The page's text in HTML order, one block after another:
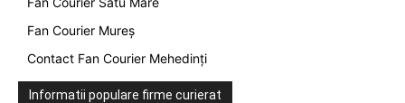
Fan Courier Mureș
Contact Fan Courier Mehedinți
Informatii populare firme curierat